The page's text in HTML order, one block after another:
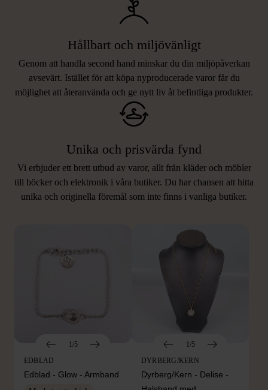
Hållbart och miljövänligt
Genom att handla second hand minskar du din miljöpåverkan
avsevärt. Istället för att köpa nyproducerade varor får du
möjlighet att återanvända och ge nytt liv åt befintliga produkter.
Unika och prisvärda fynd
Vi erbjuder ett brett utbud av varor, allt från kläder och möbler
till böcker och elektronik i våra butiker. Du har chansen att hitta
unika och originella föremål som inte finns i vanliga butiker.
LIKNANDE PRODUKTER
Hitta produkter som påminner om denna
1/5
EDBLAD
Edblad - Glow - Armband
1/5
DYRBERG/KERN
Dyrberg/Kern - Delise -